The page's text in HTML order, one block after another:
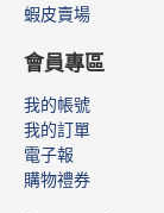
蝦皮賣場
會員專區
我的帳號
我的訂單
電子報
購物禮券